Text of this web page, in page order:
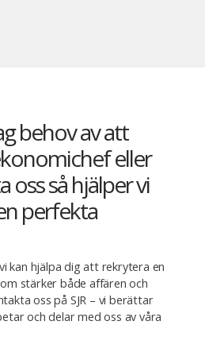
behov av att
eller
oss så hjälper vi
perfekta
kan hjälpa dig att rekrytera en
stärker både affären och
oss på SJR – vi berättar
och delar med oss av våra